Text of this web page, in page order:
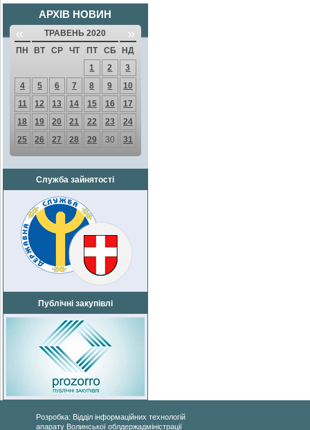
АРХІВ НОВИН
« ТРАВЕНЬ 2020 »
ПН ВТ СР ЧТ ПТ СБ
НД
1
2
3
4
5 6 7 8 9
10
11
12 13 14 15 16
17
18
19 20 21 22 23
24
25
26 27 28 29 30 31
Служба зайнятості
Публічні закупівлі
Розробка: Відділ інформаційних технологій
апарату Волинської облдержадміністрації